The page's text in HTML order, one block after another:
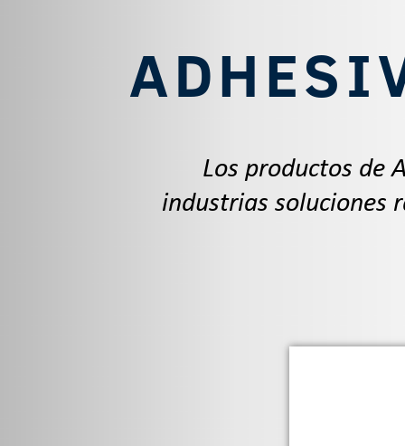
Los productos de
industrias soluciones